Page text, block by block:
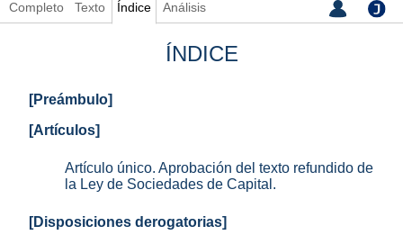
Completo Texto Índice Análisis
ÍNDICE
[Preámbulo]
[Artículos]
Artículo único. Aprobación del texto refundido de
la Ley de Sociedades de Capital.
[Disposiciones derogatorias]